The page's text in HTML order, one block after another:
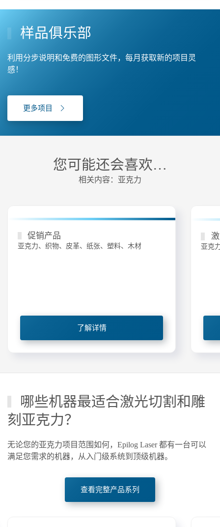
样品俱乐部
利用分步说明和免费的图形文件，每月获取新的项目灵
感！
更多项目
您可能还会喜欢…
相关内容：亚克力
促销产品
亚克力、织物、皮革、纸张、塑料、木材
了解详情
亚克
哪些机器最适合激光切割和雕
刻亚克力？
无论您的亚克力项目范围如何，Epilog Laser 都有一台可以
满足您需求的机器，从入门级系统到顶级机器。
查看完整产品系列